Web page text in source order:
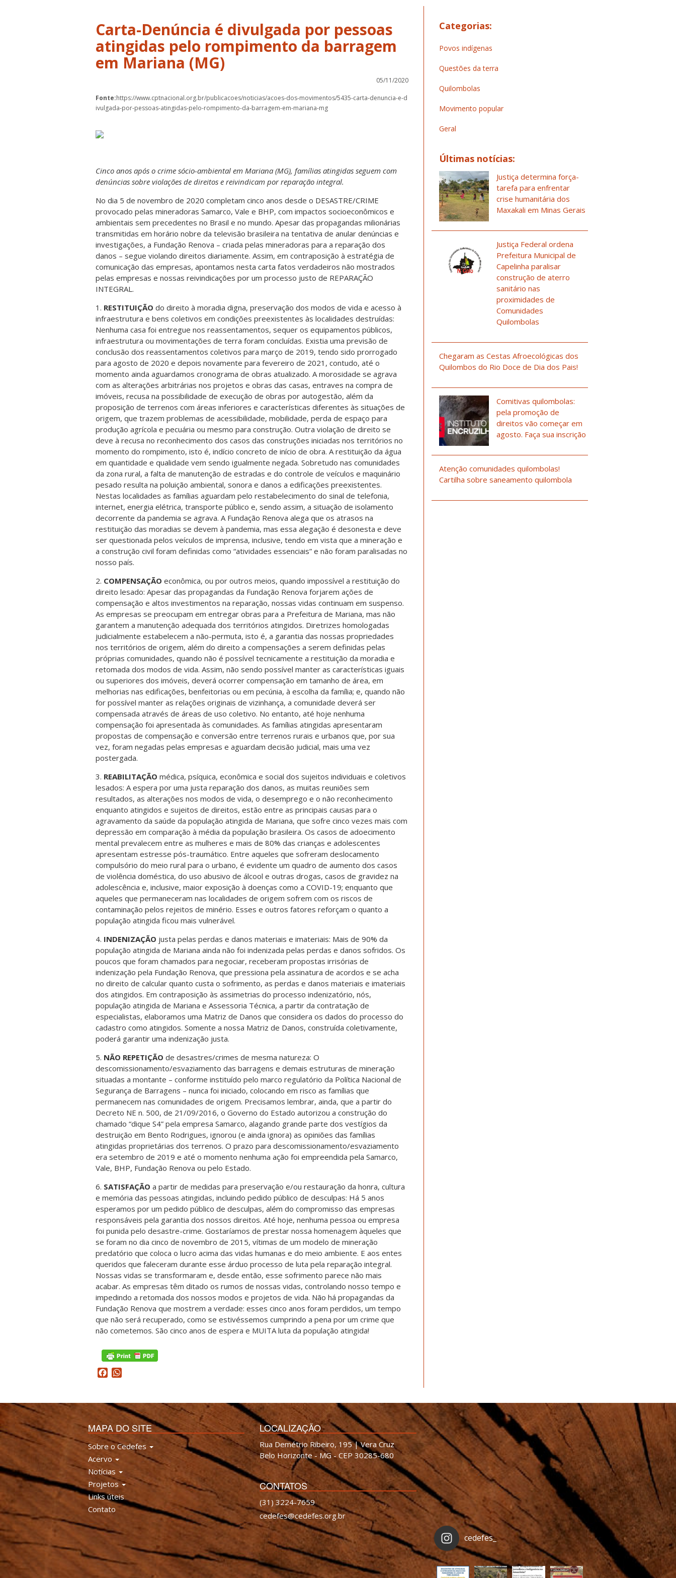
Carta-Denúncia é divulgada por pessoas
atingidas pelo rompimento da barragem
em Mariana (MG)
05/11/2020
Fonte:https://www.cptnacional.org.br/publicacoes/noticias/acoes-dos-movimentos/5435-carta-denuncia-e-d
ivulgada-por-pessoas-atingidas-pelo-rompimento-da-barragem-em-mariana-mg
Cinco anos após o crime sócio-ambiental em Mariana (MG), famílias atingidas seguem com
denúncias sobre violações de direitos e reivindicam por reparação integral.
No dia 5 de novembro de 2020 completam cinco anos desde o DESASTRE/CRIME
provocado pelas mineradoras Samarco, Vale e BHP, com impactos socioeconômicos e
ambientais sem precedentes no Brasil e no mundo. Apesar das propagandas milionárias
transmitidas em horário nobre da televisão brasileira na tentativa de anular denúncias e
investigações, a Fundação Renova – criada pelas mineradoras para a reparação dos
danos – segue violando direitos diariamente. Assim, em contraposição à estratégia de
comunicação das empresas, apontamos nesta carta fatos verdadeiros não mostrados
pelas empresas e nossas reivindicações por um processo justo de REPARAÇÃO
INTEGRAL.
1. RESTITUIÇÃO do direito à moradia digna, preservação dos modos de vida e acesso à
infraestrutura e bens coletivos em condições preexistentes às localidades destruídas:
Nenhuma casa foi entregue nos reassentamentos, sequer os equipamentos públicos,
infraestrutura ou movimentações de terra foram concluídas. Existia uma previsão de
conclusão dos reassentamentos coletivos para março de 2019, tendo sido prorrogado
para agosto de 2020 e depois novamente para fevereiro de 2021, contudo, até o
momento ainda aguardamos cronograma de obras atualizado. A morosidade se agrava
com as alterações arbitrárias nos projetos e obras das casas, entraves na compra de
imóveis, recusa na possibilidade de execução de obras por autogestão, além da
proposição de terrenos com áreas inferiores e características diferentes às situações de
origem, que trazem problemas de acessibilidade, mobilidade, perda de espaço para
produção agrícola e pecuária ou mesmo para construção. Outra violação de direito se
deve à recusa no reconhecimento dos casos das construções iniciadas nos territórios no
momento do rompimento, isto é, indício concreto de início de obra. A restituição da água
em quantidade e qualidade vem sendo igualmente negada. Sobretudo nas comunidades
da zona rural, a falta de manutenção de estradas e do controle de veículos e maquinário
pesado resulta na poluição ambiental, sonora e danos a edificações preexistentes.
Nestas localidades as famílias aguardam pelo restabelecimento do sinal de telefonia,
internet, energia elétrica, transporte público e, sendo assim, a situação de isolamento
decorrente da pandemia se agrava. A Fundação Renova alega que os atrasos na
restituição das moradias se devem à pandemia, mas essa alegação é desonesta e deve
ser questionada pelos veículos de imprensa, inclusive, tendo em vista que a mineração e
a construção civil foram definidas como “atividades essenciais” e não foram paralisadas no
nosso país.
2. COMPENSAÇÃO econômica, ou por outros meios, quando impossível a restituição do
direito lesado: Apesar das propagandas da Fundação Renova forjarem ações de
compensação e altos investimentos na reparação, nossas vidas continuam em suspenso.
As empresas se preocupam em entregar obras para a Prefeitura de Mariana, mas não
garantem a manutenção adequada dos territórios atingidos. Diretrizes homologadas
judicialmente estabelecem a não-permuta, isto é, a garantia das nossas propriedades
nos territórios de origem, além do direito a compensações a serem definidas pelas
próprias comunidades, quando não é possível tecnicamente a restituição da moradia e
retomada dos modos de vida. Assim, não sendo possível manter as características iguais
ou superiores dos imóveis, deverá ocorrer compensação em tamanho de área, em
melhorias nas edificações, benfeitorias ou em pecúnia, à escolha da família; e, quando não
for possível manter as relações originais de vizinhança, a comunidade deverá ser
compensada através de áreas de uso coletivo. No entanto, até hoje nenhuma
compensação foi apresentada às comunidades. As famílias atingidas apresentaram
propostas de compensação e conversão entre terrenos rurais e urbanos que, por sua
vez, foram negadas pelas empresas e aguardam decisão judicial, mais uma vez
postergada.
3. REABILITAÇÃO médica, psíquica, econômica e social dos sujeitos individuais e coletivos
lesados: A espera por uma justa reparação dos danos, as muitas reuniões sem
resultados, as alterações nos modos de vida, o desemprego e o não reconhecimento
enquanto atingidos e sujeitos de direitos, estão entre as principais causas para o
agravamento da saúde da população atingida de Mariana, que sofre cinco vezes mais com
depressão em comparação à média da população brasileira. Os casos de adoecimento
mental prevalecem entre as mulheres e mais de 80% das crianças e adolescentes
apresentam estresse pós-traumático. Entre aqueles que sofreram deslocamento
compulsório do meio rural para o urbano, é evidente um quadro de aumento dos casos
de violência doméstica, do uso abusivo de álcool e outras drogas, casos de gravidez na
adolescência e, inclusive, maior exposição à doenças como a COVID-19; enquanto que
aqueles que permaneceram nas localidades de origem sofrem com os riscos de
contaminação pelos rejeitos de minério. Esses e outros fatores reforçam o quanto a
população atingida ficou mais vulnerável.
4. INDENIZAÇÃO justa pelas perdas e danos materiais e imateriais: Mais de 90% da
população atingida de Mariana ainda não foi indenizada pelas perdas e danos sofridos. Os
poucos que foram chamados para negociar, receberam propostas irrisórias de
indenização pela Fundação Renova, que pressiona pela assinatura de acordos e se acha
no direito de calcular quanto custa o sofrimento, as perdas e danos materiais e imateriais
dos atingidos. Em contraposição às assimetrias do processo indenizatório, nós,
população atingida de Mariana e Assessoria Técnica, a partir da contratação de
especialistas, elaboramos uma Matriz de Danos que considera os dados do processo do
cadastro como atingidos. Somente a nossa Matriz de Danos, construída coletivamente,
poderá garantir uma indenização justa.
5. NÃO REPETIÇÃO de desastres/crimes de mesma natureza: O
descomissionamento/esvaziamento das barragens e demais estruturas de mineração
situadas a montante – conforme instituído pelo marco regulatório da Política Nacional de
Segurança de Barragens – nunca foi iniciado, colocando em risco as famílias que
permanecem nas comunidades de origem. Precisamos lembrar, ainda, que a partir do
Decreto NE n. 500, de 21/09/2016, o Governo do Estado autorizou a construção do
chamado “dique S4” pela empresa Samarco, alagando grande parte dos vestígios da
destruição em Bento Rodrigues, ignorou (e ainda ignora) as opiniões das famílias
atingidas proprietárias dos terrenos. O prazo para descomissionamento/esvaziamento
era setembro de 2019 e até o momento nenhuma ação foi empreendida pela Samarco,
Vale, BHP, Fundação Renova ou pelo Estado.
6. SATISFAÇÃO a partir de medidas para preservação e/ou restauração da honra, cultura
e memória das pessoas atingidas, incluindo pedido público de desculpas: Há 5 anos
esperamos por um pedido público de desculpas, além do compromisso das empresas
responsáveis pela garantia dos nossos direitos. Até hoje, nenhuma pessoa ou empresa
foi punida pelo desastre-crime. Gostaríamos de prestar nossa homenagem àqueles que
se foram no dia cinco de novembro de 2015, vítimas de um modelo de mineração
predatório que coloca o lucro acima das vidas humanas e do meio ambiente. E aos entes
queridos que faleceram durante esse árduo processo de luta pela reparação integral.
Nossas vidas se transformaram e, desde então, esse sofrimento parece não mais
acabar. As empresas têm ditado os rumos de nossas vidas, controlando nosso tempo e
impedindo a retomada dos nossos modos e projetos de vida. Não há propagandas da
Fundação Renova que mostrem a verdade: esses cinco anos foram perdidos, um tempo
que não será recuperado, como se estivéssemos cumprindo a pena por um crime que
não cometemos. São cinco anos de espera e MUITA luta da população atingida!
Facebook
Categorias:
Povos indígenas
Questões da terra
Quilombolas
Movimento popular
Geral
Últimas notícias:
Justiça determina força-
tarefa para enfrentar
crise humanitária dos
Maxakali em Minas Gerais
Justiça Federal ordena
Prefeitura Municipal de
Capelinha paralisar
construção de aterro
sanitário nas
proximidades de
Comunidades
Quilombolas
Chegaram as Cestas Afroecológicas dos
Quilombos do Rio Doce de Dia dos Pais!
Comitivas quilombolas:
pela promoção de
direitos vão começar em
agosto. Faça sua inscrição
Atenção comunidades quilombolas!
Cartilha sobre saneamento quilombola
MAPA DO SITE
Sobre o Cedefes
Acervo
Notícias
Projetos
Links úteis
Contato
LOCALIZAÇÃO
Rua Demétrio Ribeiro, 195 | Vera Cruz
Belo Horizonte - MG - CEP 30285-680
CONTATOS
(31) 3224-7659
cedefes@cedefes.org.br
cedefes_